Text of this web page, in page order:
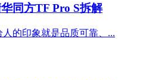
同方TF Pro S拆解
的印象就是品质可靠、...